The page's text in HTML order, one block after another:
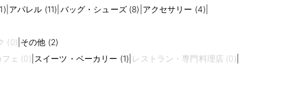
アパレル (11) バッグ・シューズ (8) アクセサリー (4)
(0) その他 (2)
フェ (0) スイーツ・ベーカリー (1) レストラン・専門料理店 (0)